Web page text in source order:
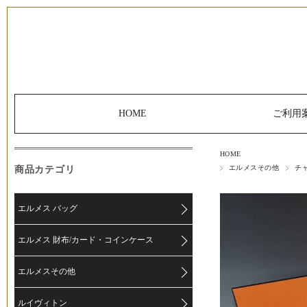
HOME ご利用
HOME
エルメスその他
チ
商品カテゴリ
エルメス バッグ
エルメス 財布/カード・コインケース
エルメスその他
ルイヴィトン